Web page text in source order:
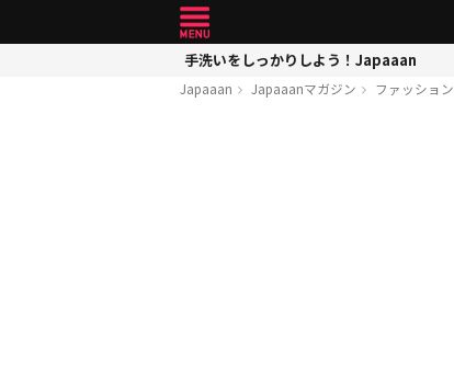
手洗いをしっかりしよう！Japaaan
Japaaan Japaaanマガジン ファッション